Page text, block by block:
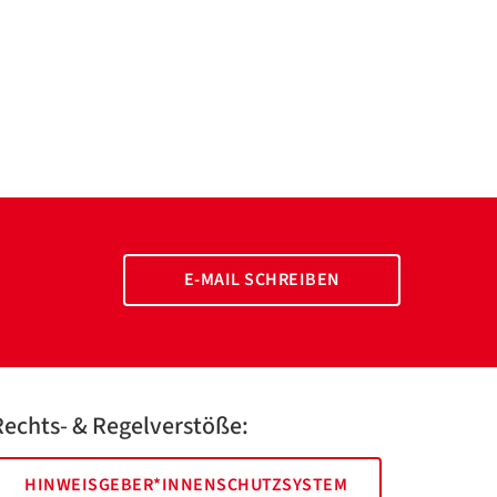
E-MAIL SCHREIBEN
& Regelverstöße:
HINWEISGEBER*INNENSCHUTZSYSTEM